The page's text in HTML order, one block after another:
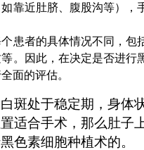
靠近肚脐、腹股沟等），
个患者的具体情况不同，包
。因此，在决定是否进行
面的评估。
斑处于稳定期，身体
适合手术，那么肚子
色素细胞种植术的。